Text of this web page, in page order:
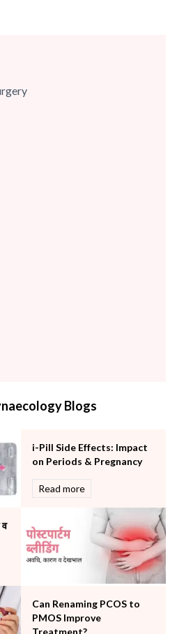
Blogs
i-Pill Side Effects: Impact
on Periods & Pregnancy
Read more
व
Can Renaming PCOS to
PMOS Improve
Treatment?